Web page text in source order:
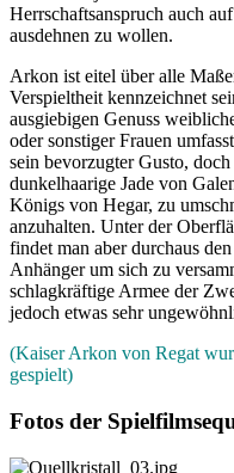
Herrschaftsanspruch auch
ausdehnen zu wollen.
Arkon ist eitel über alle
Verspieltheit kennzeichnet
ausgiebigen Genuss
oder sonstiger Frauen
sein bevorzugter Gusto,
dunkelhaarige Jade von
Königs von Hegar, zu
anzuhalten. Unter der
findet man aber durchaus
Anhänger um sich zu
schlagkräftige Armee der
jedoch etwas sehr
(Kaiser Arkon von Regat
gespielt)
Fotos der